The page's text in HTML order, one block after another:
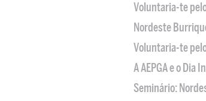
Voluntaria-te
Nordeste
Voluntaria-te
A AEPGA e o Dia
Seminário: